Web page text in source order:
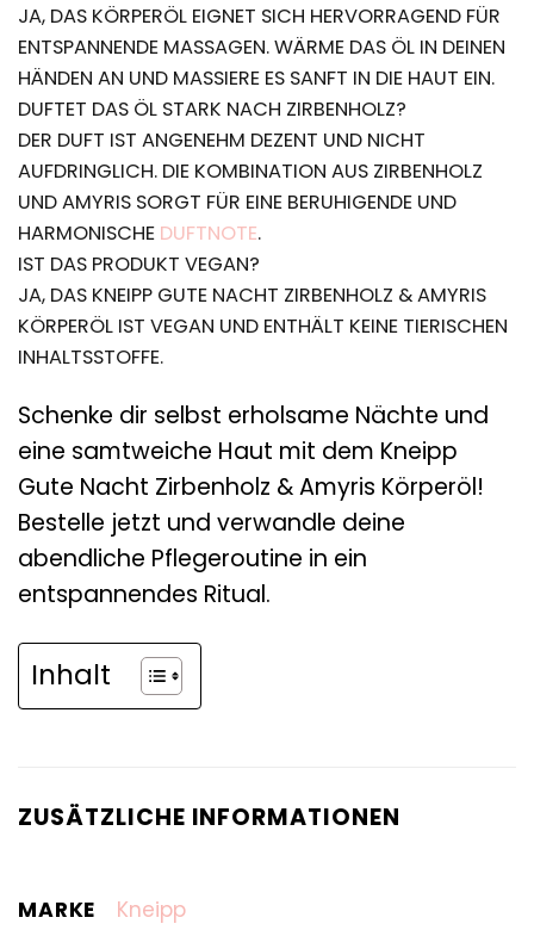
JA, DAS KÖRPERÖL EIGNET SICH HERVORRAGEND FÜR
ENTSPANNENDE MASSAGEN. WÄRME DAS ÖL IN DEINEN
HÄNDEN AN UND MASSIERE ES SANFT IN DIE HAUT EIN.
DUFTET DAS ÖL STARK NACH ZIRBENHOLZ?
DER DUFT IST ANGENEHM DEZENT UND NICHT
AUFDRINGLICH. DIE KOMBINATION AUS ZIRBENHOLZ
UND AMYRIS SORGT FÜR EINE BERUHIGENDE UND
HARMONISCHE DUFTNOTE.
IST DAS PRODUKT VEGAN?
JA, DAS KNEIPP GUTE NACHT ZIRBENHOLZ & AMYRIS
KÖRPERÖL IST VEGAN UND ENTHÄLT KEINE TIERISCHEN
INHALTSSTOFFE.
Schenke dir selbst erholsame Nächte und
eine samtweiche Haut mit dem Kneipp
Gute Nacht Zirbenholz & Amyris Körperöl!
Bestelle jetzt und verwandle deine
abendliche Pflegeroutine in ein
entspannendes Ritual.
Inhalt
ZUSÄTZLICHE INFORMATIONEN
MARKE Kneipp